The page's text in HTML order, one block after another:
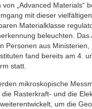
von „Advanced Materials“
mit dieser
Materialklasse
beleuchten. Das
Personen aus Ministerien,
fand bereits am 4.
statt.
mikroskopische
Rasterkraft- und die
um die